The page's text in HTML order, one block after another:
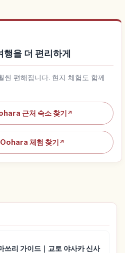
을 더 편리하게
씬 편해집니다. 현지 체험도 함께
근처 숙소 찾기 ↗
체험 찾기 ↗
쓰리 가이드｜교토 야사카 신사